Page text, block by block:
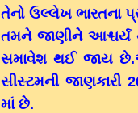
તેનો ઉલ્લેખ ભારતના
તમને જાણીને આશ્ચર્ય
સમાવેશ થઈ જાય છે.આ
સીસ્ટમની જાણકારી
માં છે.